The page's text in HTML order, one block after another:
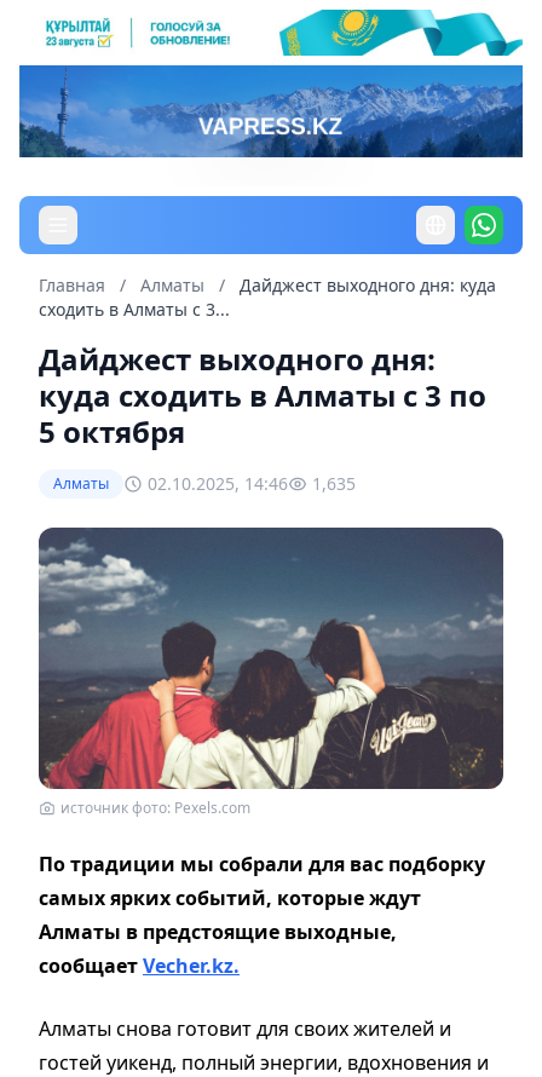
Главная / Алматы /
Дайджест выходного дня: куда
сходить в Алматы с 3...
Дайджест выходного дня:
куда сходить в Алматы с 3 по
5 октября
Алматы 02.10.2025, 14:46 1,635
источник фото: Pexels.com
По традиции мы собрали для вас подборку
самых ярких событий, которые ждут
Алматы в предстоящие выходные,
сообщаетVecher.kz.
Алматы снова готовит для своих жителей и
гостей уикенд, полный энергии, вдохновения и